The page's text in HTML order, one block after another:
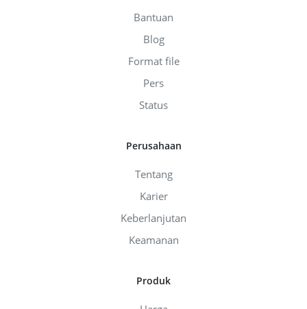
Bantuan
Blog
Format file
Pers
Status
Perusahaan
Tentang
Karier
Keberlanjutan
Keamanan
Produk